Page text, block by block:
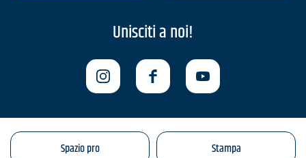
Unisciti a noi!
Spazio pro Stampa